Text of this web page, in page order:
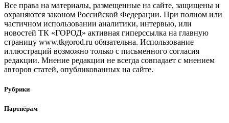
Все права на материалы, размещенные на сайте, защищены и
охраняются законом Российской Федерации. При полном или
частичном использовании аналитики, интервью, или
новостей ТК «ГОРОД» активная гиперссылка на главную
страницу www.tkgorod.ru обязательна. Использование
иллюстраций возможно только с письменного согласия
редакции. Мнение редакции не всегда совпадает с мнением
авторов статей, опубликованных на сайте.
Рубрики
Партнёрам